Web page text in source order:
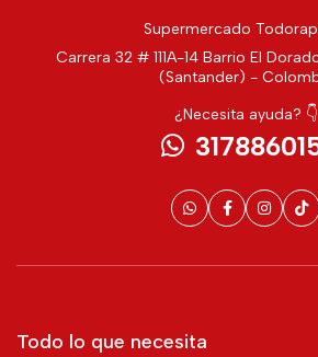
Supermercado
Carrera 32 # 111A-14 Barrio El
(Santander) -
¿Necesita ayuda? 👇
Todo lo que necesita